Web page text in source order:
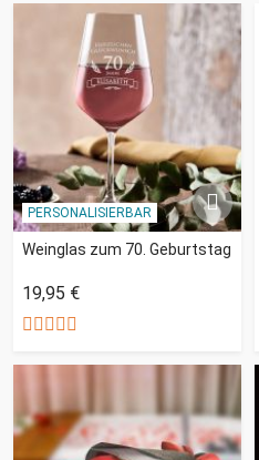
PERSONALISIERBAR
Weinglas zum 70. Geburtstag
19,95 €